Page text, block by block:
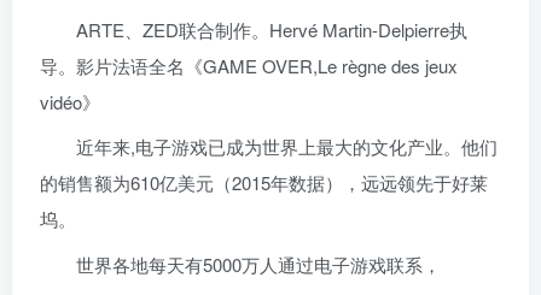
ARTE、ZED联合制作。Hervé Martin-Delpierre执
导。影片法语全名《GAME OVER,Le règne des jeux
vidéo》
近年来,电子游戏已成为世界上最大的文化产业。他们
的销售额为610亿美元（2015年数据），远远领先于好莱
坞。
世界各地每天有5000万人通过电子游戏联系，